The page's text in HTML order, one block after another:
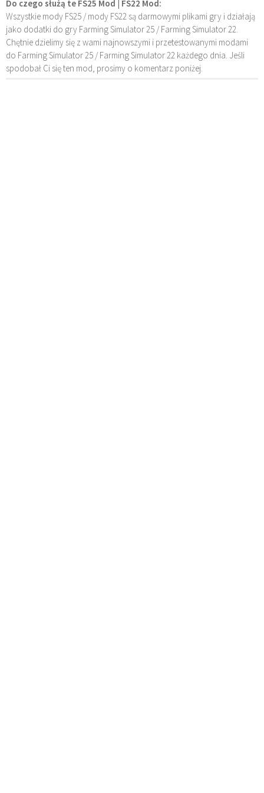
Do czego służą te FS25 Mod | FS22 Mod:
Wszystkie mody FS25 / mody FS22 są darmowymi plikami gry i działają
jako dodatki do gry Farming Simulator 25 / Farming Simulator 22.
Chętnie dzielimy się z wami najnowszymi i przetestowanymi modami
do Farming Simulator 25 / Farming Simulator 22 każdego dnia. Jeśli
spodobał Ci się ten mod, prosimy o komentarz poniżej.